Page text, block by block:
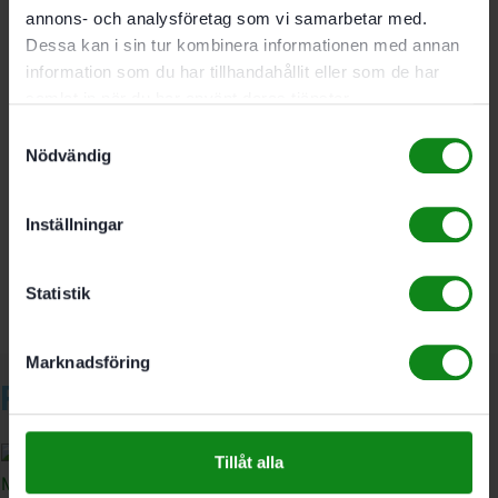
annons- och analysföretag som vi samarbetar med.
Dessa kan i sin tur kombinera informationen med annan
information som du har tillhandahållit eller som de har
Nödvändig
Inställningar
Statistik
Marknadsföring
Tillåt alla
dammsugare måste vara ansluten)
Bli först med att recensera ”Festool Batteri BP 18 Li 3.0
Relaterade produkter